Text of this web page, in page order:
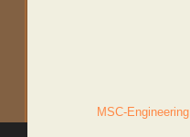
MSC-Engineering